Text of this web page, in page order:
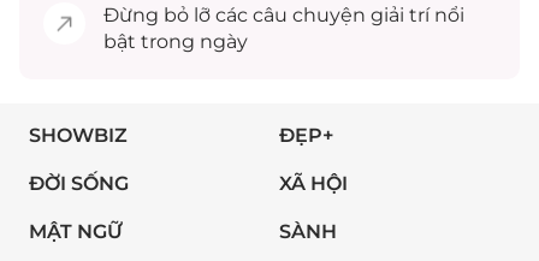
Đừng bỏ lỡ các câu chuyện giải trínổi
bật trong ngày
SHOWBIZ ĐẸP+
ĐỜI SỐNG XÃ HỘI
MẬT NGỮ SÀNH